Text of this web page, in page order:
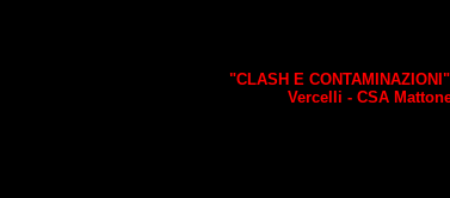
"CLASH E
Vercelli - CSA